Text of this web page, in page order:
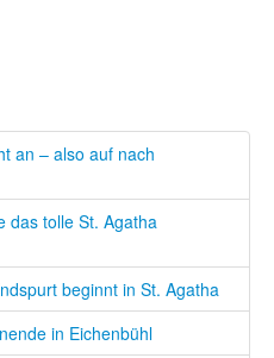
an – also auf nach
das tolle St. Agatha
beginnt in St. Agatha
in Eichenbühl